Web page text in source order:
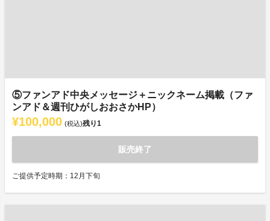
⑤ファンアド中央メッセージ＋ニックネーム掲載（ファ
ンアド＆週刊ひがしおおさかHP）
¥100,000 (税込)残り1
販売終了
ご提供予定時期：12月下旬